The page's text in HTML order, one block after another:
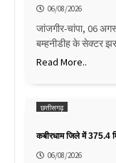
06/08/2026
जांजगीर-चांपा, 06
बम्हनीडीह के सेक्टर
Read More..
छत्तीसगढ़
कबीरधाम जिले में 375.4
06/08/2026